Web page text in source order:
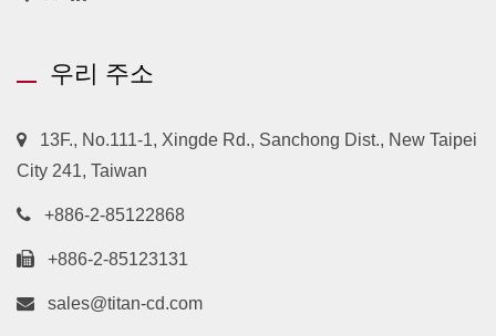
우리 주소
13F., No.111-1, Xingde Rd., Sanchong Dist., New Taipei
City 241, Taiwan
+886-2-85122868
+886-2-85123131
sales@titan-cd.com